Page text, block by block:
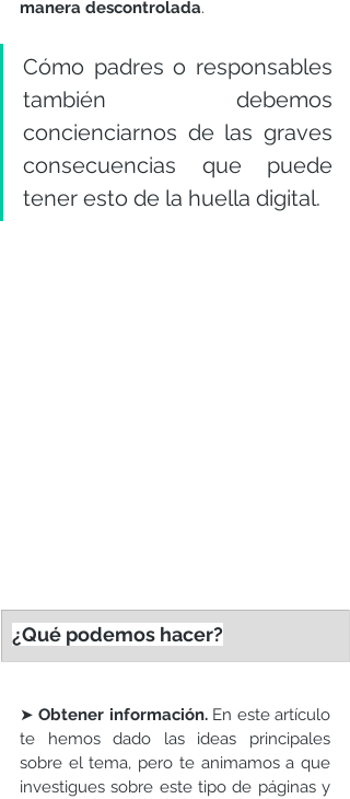
manera descontrolada.
Cómo padres o responsables
también debemos
concienciarnos de las graves
consecuencias que puede
tener esto de la huella digital.
¿Qué podemos hacer?
➤ Obtener información. En este artículo
te hemos dado las ideas principales
sobre el tema, pero te animamos a que
investigues sobre este tipo de páginas y